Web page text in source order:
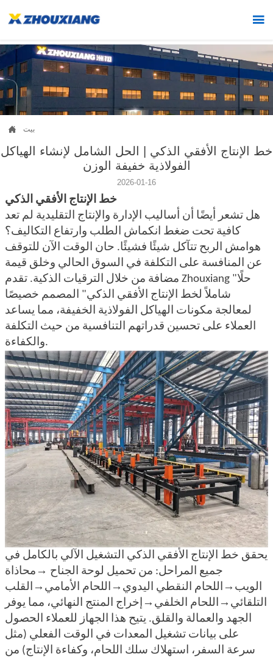

 بيت
خط الإنتاج الأفقي الذكي | الحل الشامل لإنشاء الهياكل
الفولاذية خفيفة الوزن
2026-01-16
خط الإنتاج الأفقي الذكي
هل تشعر أيضًا أن أساليب الإدارة والإنتاج التقليدية لم تعد
كافية تحت ضغط انكماش الطلب وارتفاع التكاليف؟
هوامش الربح تتآكل شيئًا فشيئًا. حان الوقت الآن للتوقف
عن المنافسة على التكلفة في السوق الحالي وخلق قيمة
مضافة من خلال الترقيات الذكية. تقدم Zhouxiang "حلًا
شاملاً لخط الإنتاج الأفقي الذكي" المصمم خصيصًا
لمعالجة مكونات الهياكل الفولاذية الخفيفة، مما يساعد
العملاء على تحسين قدراتهم التنافسية من حيث التكلفة
والكفاءة.
يحقق خط الإنتاج الأفقي الذكي التشغيل الآلي بالكامل في
جميع المراحل: من تحميل لوحة الجناح → محاذاة
الويب → اللحام النقطي اليدوي → اللحام الأمامي → القلب
التلقائي → اللحام الخلفي → إخراج المنتج النهائي، مما يوفر
الجهد والعمالة والقلق. يتيح هذا الجهاز للعملاء الحصول
على بيانات تشغيل المعدات في الوقت الفعلي (مثل
سرعة السفر، استهلاك سلك اللحام، وكفاءة الإنتاج) من